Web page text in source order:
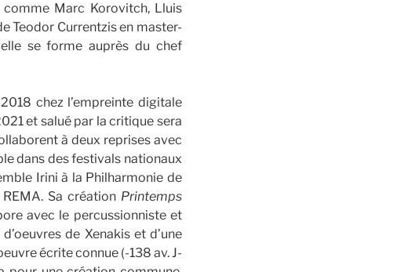
Marc Korovitch, Lluis
Teodor Currentzis en master-
se forme auprès du chef
chez l’empreinte digitale
et salué par la critique sera
à deux reprises avec
dans des festivals nationaux
Irini à la Philharmonie de
Sa création Printemps
avec le percussionniste et
de Xenakis et d’une
écrite connue (-138 av. J-